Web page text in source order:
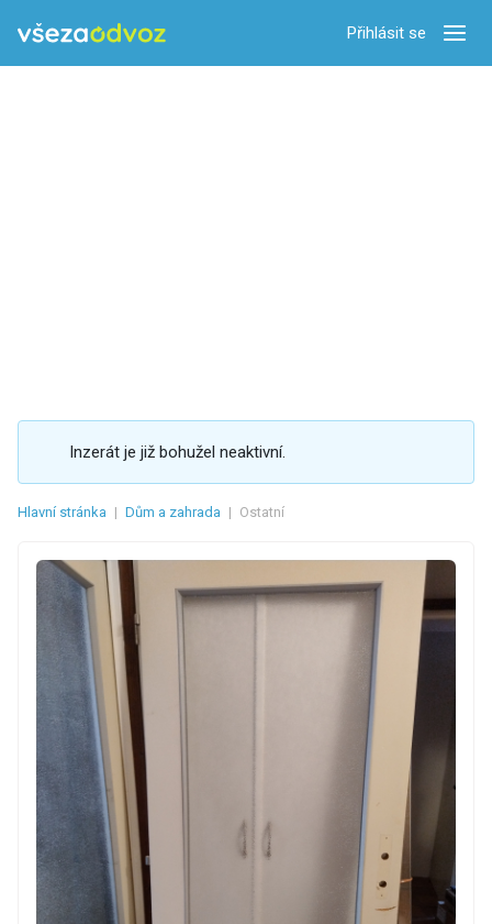
Přihlásit se
Inzerát je již bohužel neaktivní.
Hlavní stránka | Dům a zahrada | Ostatní